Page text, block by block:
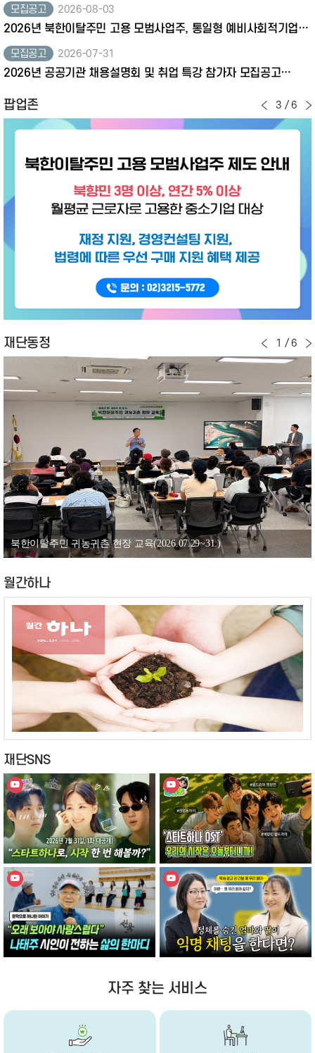
모집공고 2026-08-03
2026년 북한이탈주민 고용 모범사업주, 통일형 예비사회적기업
재정지원 모집공고(~8.21)
모집공고 2026-07-31
2026년 공공기관 채용설명회 및 취업 특강 참가자 모집공고
팝업존 3 / 6
재단동정 1 / 6
이은석 신임 사무총장 취임(2026.08.03.)
월간하나
재단SNS
자주 찾는 서비스